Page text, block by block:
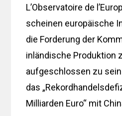
L’Observatoire de
scheinen europäische
die Forderung der
inländische Produktion
aufgeschlossen zu
das
Milliarden Euro“ mit